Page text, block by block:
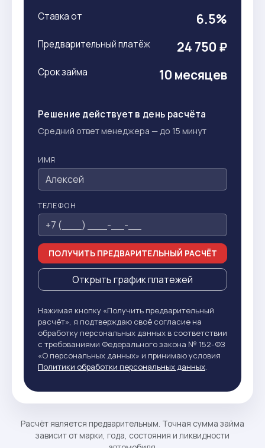
Ставка от 6.5%
Предварительный платёж 24 750 ₽
Срок займа 10 месяцев
Решение действует в день расчёта
Средний ответ менеджера — до 15 минут
ИМЯ
ТЕЛЕФОН
ПОЛУЧИТЬ ПРЕДВАРИТЕЛЬНЫЙ РАСЧЁТ
Открыть график платежей
Нажимая кнопку «Получить предварительный
расчёт», я подтверждаю своё согласие на
обработку персональных данных в соответствии
с требованиями Федерального закона № 152-ФЗ
«О персональных данных» и принимаю условия
Политики обработки персональных данных.
Расчёт является предварительным. Точная сумма займа
зависит от марки, года, состояния и ликвидности